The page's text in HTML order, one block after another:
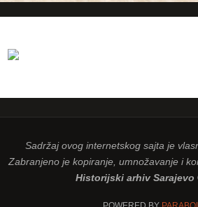
Sadržaj ovog internetskog sajta je
Zabranjeno je kopiranje, umnožavanje i
Historijski arhiv Sarajevo